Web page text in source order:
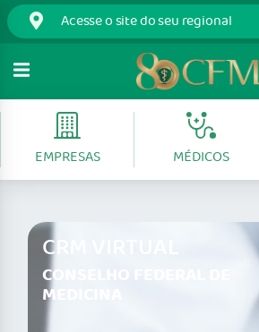
EMPRESAS MÉDICOS
CRM VIRTUAL
CONSELHO FEDERAL DE
MEDICINA